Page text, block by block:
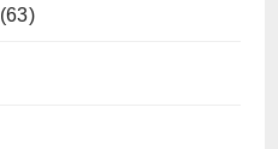
(63)